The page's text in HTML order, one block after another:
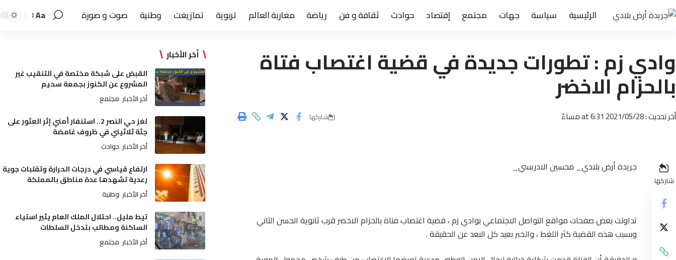
الرئيسية سياسة جهات مجتمع إقتصاد حوادث ثقافة و فن رياضة مغاربة العالم تربوية تمازيغت وطنية صوت و صورة Aa
وادي زم : تطورات جديدة في قضية اغتصاب فتاة
بالحزام الاخضر
أخر تحديث : 2021/05/28 at 6:31 مساءً شاركها
شاركها
جريدة أرض بلادي_ محسين الادريسي_
تداولت بعض صفحات مواقع التواصل الاجتماعي بوادي زم ، قضية اغتصاب فتاة بالحزام الاخضر قرب ثانوية الحسن الثاني
وبسبب هذه القضية كثر اللغط ، والخبر بعيد كل البعد عن الحقيقة .
أخر الأخبار
القبض على شبكة مختصة في التنقيب غير
المشروع عن الكنوز بجمعة سحيم
أخر الأخبار مجتمع
لغز حي النصر 2.. استنفار أمني إثر العثور على
جثة ثلاثيني في ظروف غامضة
أخر الأخبار حوادث
ارتفاع قياسي في درجات الحرارة وتقلبات جوية
رعدية تشهدها عدة مناطق بالمملكة
أخر الأخبار وطنية
تيط مليل.. احتلال الملك العام يثير استياء
الساكنة ومطالب بتدخل السلطات
أخر الأخبار مجتمع